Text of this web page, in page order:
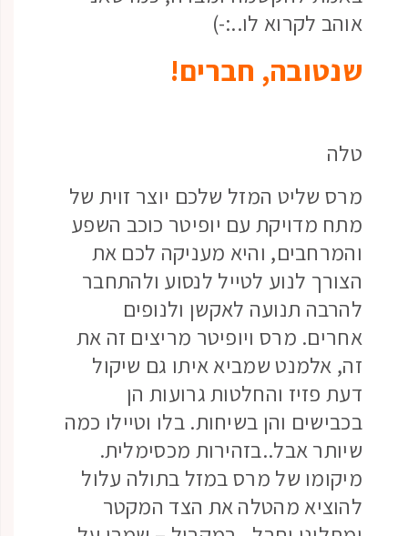
אוהב לקרוא לו..:-)
שנטובה, חברים!
טלה
מרס שליט המזל שלכם יוצר זוית של
מתח מדויקת עם יופיטר כוכב השפע
והמרחבים, והיא מעניקה לכם את
הצורך לנוע לטייל לנסוע ולהתחבר
להרבה תנועה לאקשן ולנופים
אחרים. מרס ויופיטר מריצים זה את
זה, אלמנט שמביא איתו גם שיקול
דעת פזיז והחלטות גרועות הן
בכבישים והן בשיחות. בלו וטיילו כמה
שיותר אבל..בזהירות מכסימלית.
מיקומו של מרס במזל בתולה עלול
להוציא מהטלה את הצד המקטר